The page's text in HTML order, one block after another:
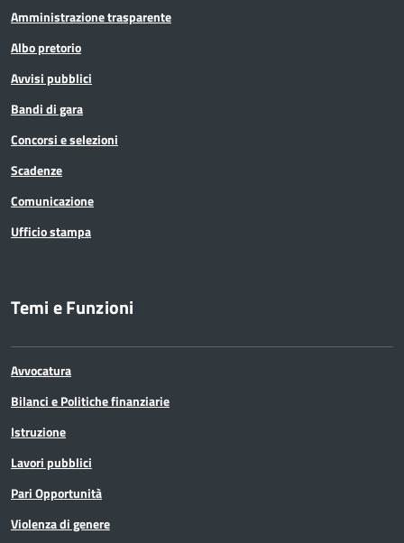
Amministrazione trasparente
Albo pretorio
Avvisi pubblici
Bandi di gara
Concorsi e selezioni
Scadenze
Comunicazione
Ufficio stampa
Temi e Funzioni
Avvocatura
Bilanci e Politiche finanziarie
Istruzione
Lavori pubblici
Pari Opportunità
Violenza di genere